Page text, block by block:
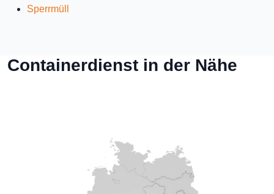
Sperrmüll
Containerdienst in der Nähe